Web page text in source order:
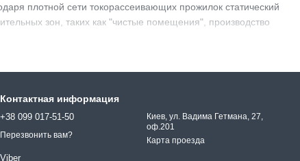
плотной сети токорассеивающих прожилок статический
зон, таких как "чистые помещения", производство
Контактная информация
+38 099 017-51-50
Перезвонить вам?
Viber
Киев, ул. Вадима Гетмана, 27,
оф.201
Карта проезда